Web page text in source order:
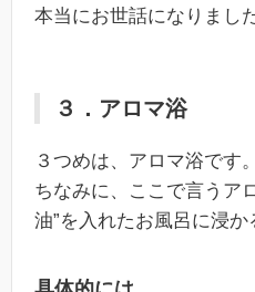
本当にお世話になりました
３．アロマ浴
３つめは、アロマ浴です。
ちなみに、ここで言うア
油”を入れたお風呂に浸か